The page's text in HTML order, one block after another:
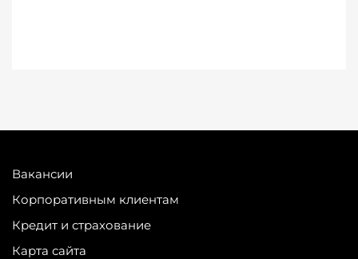
Вакансии
Корпоративным клиентам
Кредит и страхование
Карта сайта